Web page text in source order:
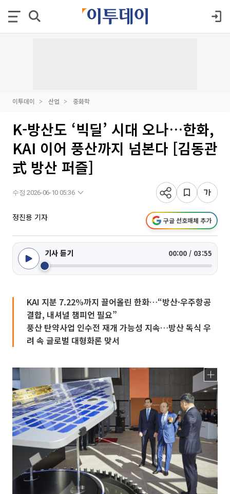
이투데이 산업 중화학
K-방산도 ‘빅딜’ 시대 오나…한화,
KAI 이어 풍산까지 넘본다 [김동관
式 방산 퍼즐]
수정 2026-06-10 05:36
정진용 기자 구글 선호매체 추가
기사 듣기 00:00 / 03:55
KAI 지분 7.22%까지 끌어올린 한화…“방산·우주항공
결합, 내셔널 챔피언 필요”
풍산 탄약사업 인수전 재개 가능성 지속…방산 독식 우
려 속 글로벌 대형화론 맞서